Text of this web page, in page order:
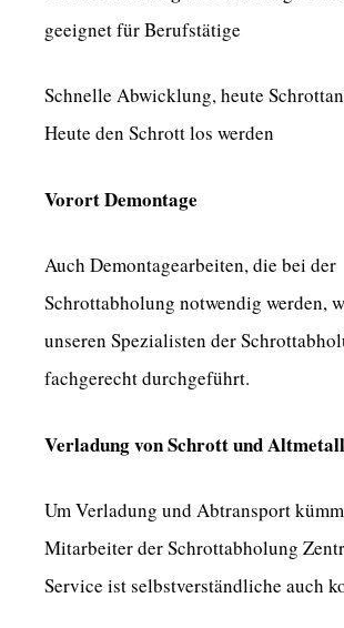
geeignet für Berufstätige
Schnelle Abwicklung, heute
Heute den Schrott los werden
Vorort Demontage
Auch Demontagearbeiten, die bei der
Schrottabholung notwendig werden,
unseren Spezialisten der
fachgerecht durchgeführt.
Verladung von Schrott und
Um Verladung und Abtransport
Mitarbeiter der Schrottabholung
Service ist selbstverständliche auch